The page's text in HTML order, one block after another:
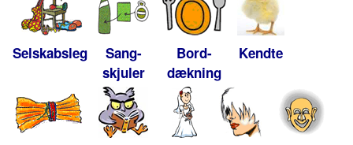
Selskabsleg
Sang-
skjuler
Bord-
dækning
Kendte